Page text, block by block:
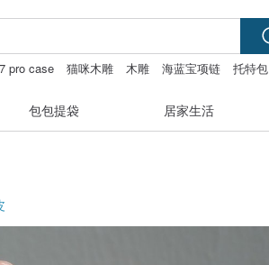
pro case 猫咪木雕 木雕 海蓝宝项链
托特包
包包提袋 居家生活